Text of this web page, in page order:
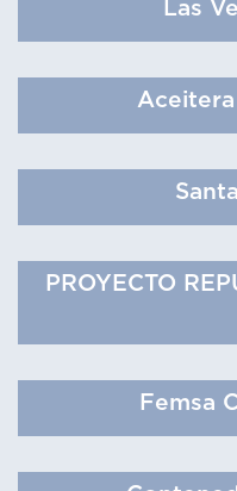
Las
Aceitera
PROYECTO
Femsa